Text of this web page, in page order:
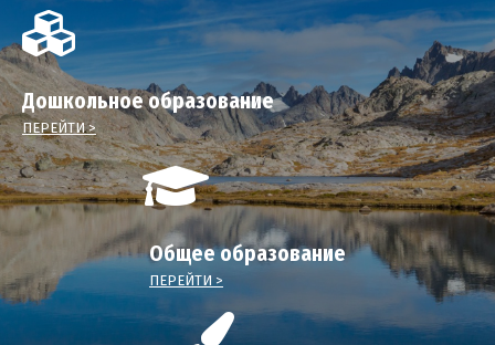
Дошкольное образование
ПЕРЕЙТИ >
Общее образование
ПЕРЕЙТИ >